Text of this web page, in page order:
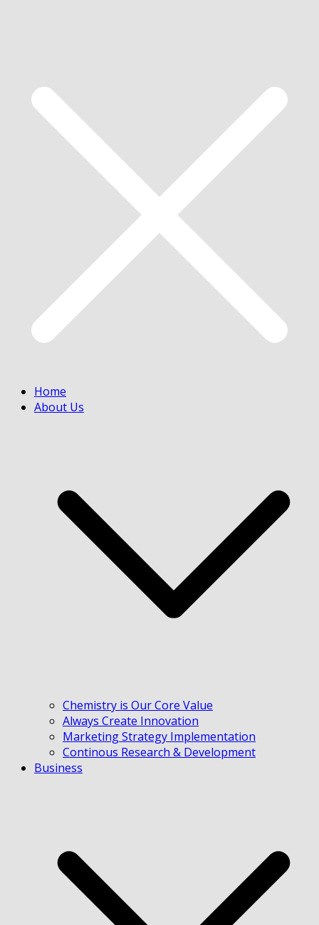
Home
About Us
Chemistry is Our Core Value
Always Create Innovation
Marketing Strategy Implementation
Continous Research & Development
Business